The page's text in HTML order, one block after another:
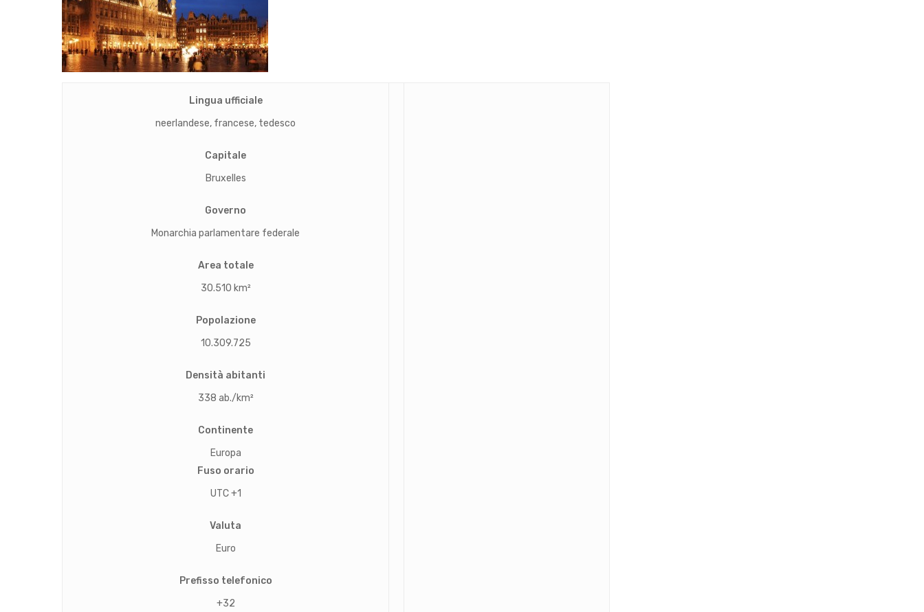
Hit enter to search or ESC to close
Lingua ufficiale
neerlandese, francese, tedesco
Capitale
Bruxelles
Governo
Monarchia parlamentare federale
Area totale
30.510 km²
Popolazione
10.309.725
Densità abitanti
338 ab./km²
Continente
Europa
Fuso orario
UTC +1
Valuta
Euro
Prefisso telefonico
+32